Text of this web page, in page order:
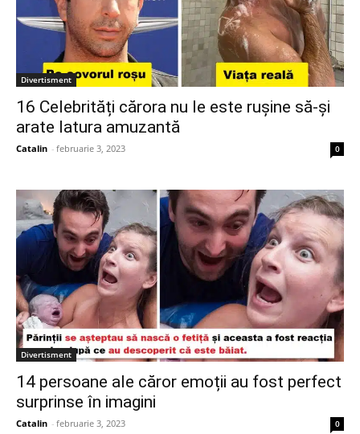
Divertisment
16 Celebrități cărora nu le este rușine să-și
arate latura amuzantă
Catalin - februarie 3, 2023 0
Divertisment
14 persoane ale căror emoții au fost perfect
surprinse în imagini
Catalin - februarie 3, 2023 0